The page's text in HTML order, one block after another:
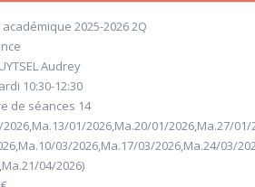
académique 2026-2027 seront
2025-2026 2Q
Audrey
10:30-12:30
de séances 14
01/2026,Ma.20/01/2026,Ma.27/
03/2026,Ma.17/03/2026,Ma.24/03/
04/2026)